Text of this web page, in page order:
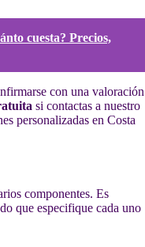
cuesta? Precios,
con una valoración
si contactas a nuestro
personalizadas en Costa
componentes. Es
que especifique cada uno